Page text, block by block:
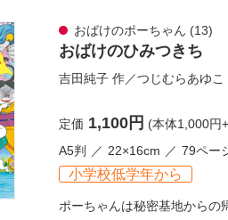
おばけのポーちゃん (13)
おばけのひみつきち
吉田純子 作／つじむらあゆこ
定価 1,100円 (本体1,000円
A5判
22×16cm 79ペー
小学校低学年から
ポーちゃんは秘密基地からの